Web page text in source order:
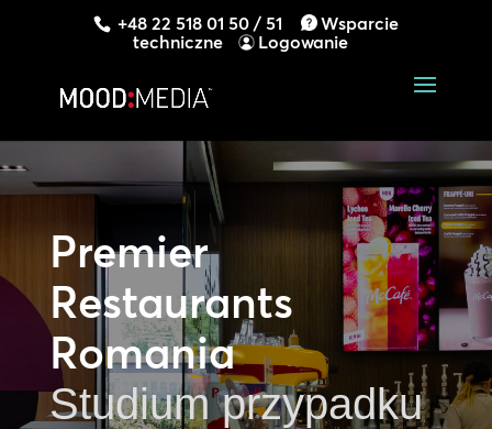
+48 22 518 01 50 / 51
Wsparcie
techniczne
Logowanie
Premier
Restaurants
Romania
Studium przypadku